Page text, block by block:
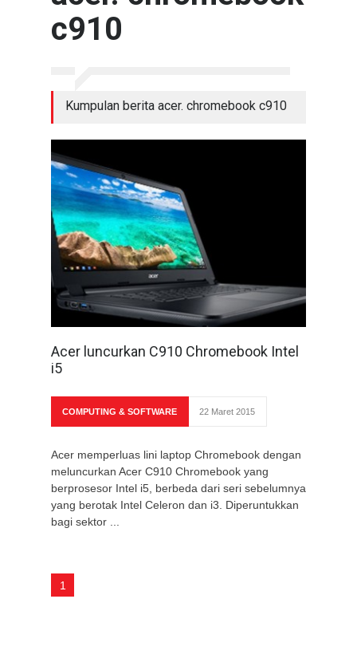
c910
Kumpulan berita acer. chromebook c910
Acer luncurkan C910 Chromebook Intel
i5
COMPUTING & SOFTWARE 22 Maret 2015
Acer memperluas lini laptop Chromebook dengan
meluncurkan Acer C910 Chromebook yang
berprosesor Intel i5, berbeda dari seri sebelumnya
yang berotak Intel Celeron dan i3. Diperuntukkan
bagi sektor ...
1